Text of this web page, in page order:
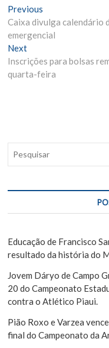
N
a
v
e
ã
o
P
o
s
t
Previous
r
e
i
o
t
:
Caixa divulga calendário
emergencial
Next
e
x
:
Inscrições para bolsas
quarta-feira
Educação de Francisco
resultado da história do
Jovem Dáryo de Campo
20 do Campeonato
contra o Atlético Piaui.
Pião Roxo e Varzea
final do Campeonato da